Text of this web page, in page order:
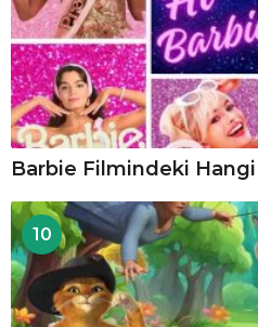
Barbie Filmindeki Hangi
10